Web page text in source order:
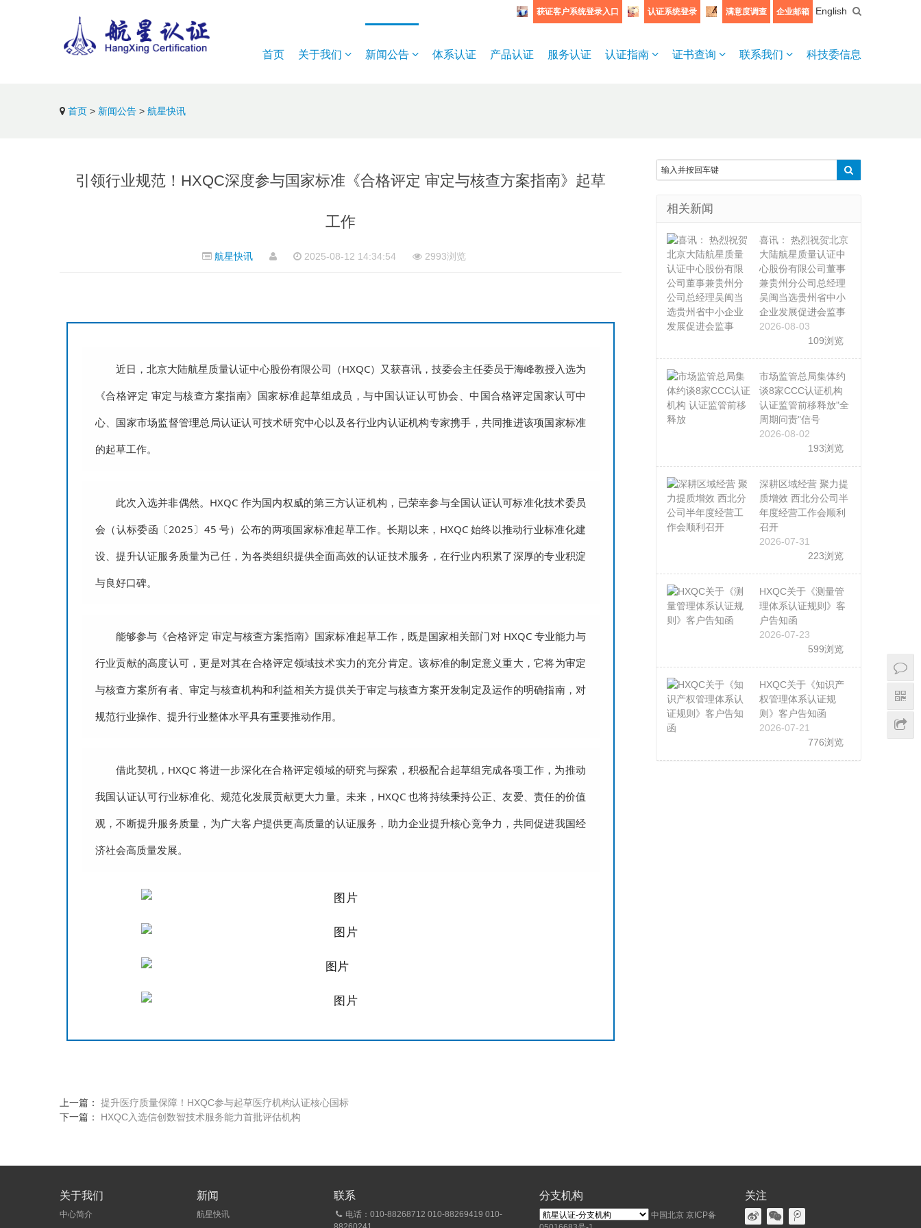
获证客户系统登录入口 认证系统登录 满意度调查 企业邮箱 English
首页 关于我们 新闻公告 体系认证 产品认证 服务认证 认证指南 证书查询 联系我们 科技委信息
首页 > 新闻公告 > 航星快讯
引领行业规范！HXQC深度参与国家标准《合格评定 审定与核查方案指南》起草
工作
航星快讯 2025-08-12 14:34:54 2993浏览
近日，北京大陆航星质量认证中心股份有限公司（HXQC）又获喜讯，技委会主任委员于海峰教授入选为
《合格评定 审定与核查方案指南》国家标准起草组成员，与中国认证认可协会、中国合格评定国家认可中
心、国家市场监督管理总局认证认可技术研究中心以及各行业内认证机构专家携手，共同推进该项国家标准
的起草工作。
此次入选并非偶然。HXQC 作为国内权威的第三方认证机构，已荣幸参与全国认证认可标准化技术委员
会（认标委函〔2025〕45 号）公布的两项国家标准起草工作。长期以来，HXQC 始终以推动行业标准化建
设、提升认证服务质量为己任，为各类组织提供全面高效的认证技术服务，在行业内积累了深厚的专业积淀
与良好口碑。
能够参与《合格评定 审定与核查方案指南》国家标准起草工作，既是国家相关部门对 HXQC 专业能力与
行业贡献的高度认可，更是对其在合格评定领域技术实力的充分肯定。该标准的制定意义重大，它将为审定
与核查方案所有者、审定与核查机构和利益相关方提供关于审定与核查方案开发制定及运作的明确指南，对
规范行业操作、提升行业整体水平具有重要推动作用。
借此契机，HXQC 将进一步深化在合格评定领域的研究与探索，积极配合起草组完成各项工作，为推动
我国认证认可行业标准化、规范化发展贡献更大力量。未来，HXQC 也将持续秉持公正、友爱、责任的价值
观，不断提升服务质量，为广大客户提供更高质量的认证服务，助力企业提升核心竞争力，共同促进我国经
济社会高质量发展。
上一篇： 提升医疗质量保障！HXQC参与起草医疗机构认证核心国标
下一篇： HXQC入选信创数智技术服务能力首批评估机构
相关新闻
喜讯： 热烈祝贺北京
大陆航星质量认证中
心股份有限公司董事
兼贵州分公司总经理
吴闽当选贵州省中小
企业发展促进会监事
2026-08-03
109浏览
市场监管总局集体约
谈8家CCC认证机构
认证监管前移释放"全
周期问责"信号
2026-08-02
193浏览
深耕区域经营 聚力提
质增效 西北分公司半
年度经营工作会顺利
召开
2026-07-31
223浏览
HXQC关于《测量管
理体系认证规则》客
户告知函
2026-07-23
599浏览
HXQC关于《知识产
权管理体系认证规
则》客户告知函
2026-07-21
776浏览
关于我们
中心简介
新闻
航星快讯
联系
电话：010-88268712 010-88269419 010-
分支机构
中国北京 京ICP备
关注